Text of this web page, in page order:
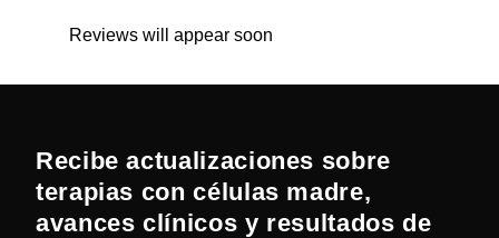
Reviews will appear soon
Recibe actualizaciones sobre
terapias con células madre,
avances clínicos y resultados de